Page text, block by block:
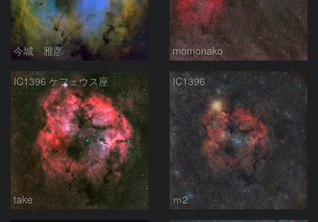
今城 雅彦 momonako
IC1396 ケフェウス座
take
IC1396
ｍ2